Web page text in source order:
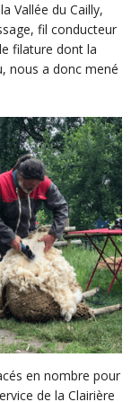
Vallée du Cailly,
fil conducteur
filature dont la
nous a donc mené
en nombre pour
de la Clairière